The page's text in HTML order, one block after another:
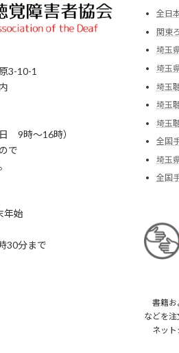
3-10-1
9時〜16時）
で
年始
30分まで
全日
関東
埼玉
埼玉
埼玉
埼玉
埼玉
全国
埼玉
全国
書籍お
などを注
ネット